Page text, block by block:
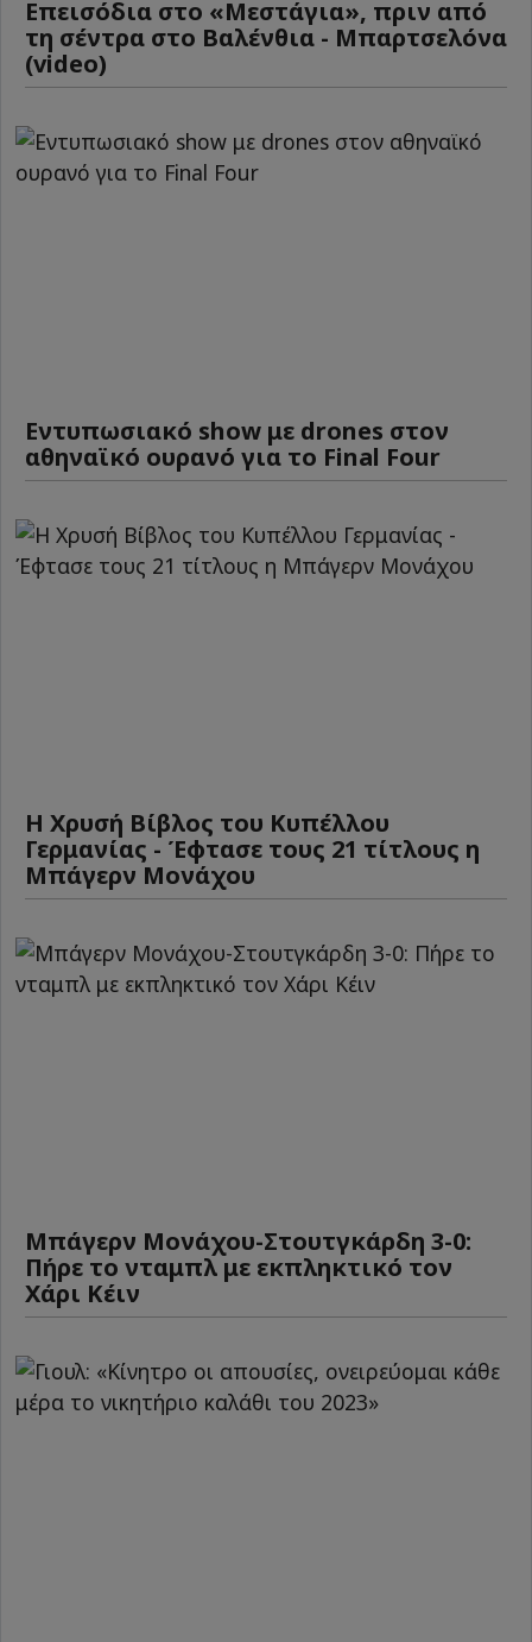
Επεισόδια στο «Μεστάγια», πριν από
τη σέντρα στο Βαλένθια - Μπαρτσελόνα
(video)
Εντυπωσιακό show με drones στον
αθηναϊκό ουρανό για το Final Four
Η Χρυσή Βίβλος του Κυπέλλου
Γερμανίας - Έφτασε τους 21 τίτλους η
Μπάγερν Μονάχου
Μπάγερν Μονάχου-Στουτγκάρδη 3-0:
Πήρε το νταμπλ με εκπληκτικό τον
Χάρι Κέιν